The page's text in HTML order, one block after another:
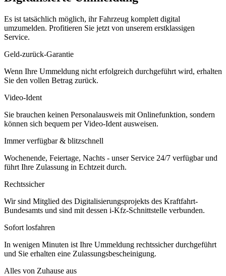
Es ist tatsächlich möglich, ihr Fahrzeug komplett digital
umzumelden. Profitieren Sie jetzt von unserem erstklassigen
Service.
Geld-zurück-Garantie
Wenn Ihre Ummeldung nicht erfolgreich durchgeführt wird, erhalten
Sie den vollen Betrag zurück.
Video-Ident
Sie brauchen keinen Personalausweis mit Onlinefunktion, sondern
können sich bequem per Video-Ident ausweisen.
Immer verfügbar & blitzschnell
Wochenende, Feiertage, Nachts - unser Service 24/7 verfügbar und
führt Ihre Zulassung in Echtzeit durch.
Rechtssicher
Wir sind Mitglied des Digitalisierungsprojekts des Kraftfahrt-
Bundesamts und sind mit dessen i-Kfz-Schnittstelle verbunden.
Sofort losfahren
In wenigen Minuten ist Ihre Ummeldung rechtssicher durchgeführt
und Sie erhalten eine Zulassungsbescheinigung.
Alles von Zuhause aus